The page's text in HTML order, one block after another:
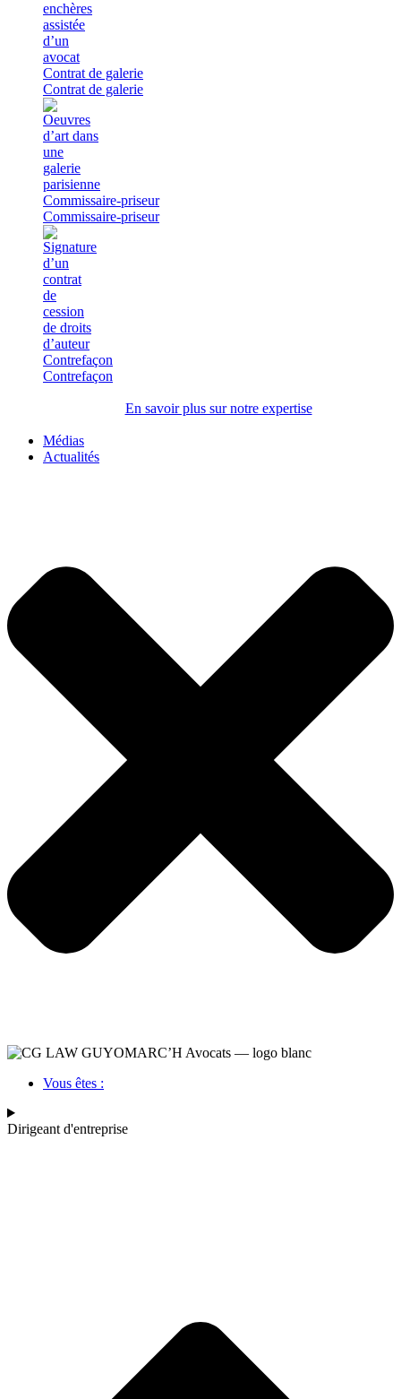
Contrat de galerie
Contrat de galerie
Commissaire-priseur
Commissaire-priseur
Contrefaçon
Contrefaçon
En savoir plus sur notre expertise
Médias
Actualités
Vous êtes :
Dirigeant d'entreprise